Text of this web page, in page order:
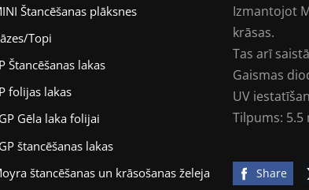
Štancēšanas plāksnes
Topi
Štancēšanas lakas
folijas lakas
Gēla laka folijai
štancēšanas lakas
štancēšanas un krāsošanas želeja
Izmantojot
krāsas.
Tas arī
Gaismas
UV
Tilpums: 5.5
Share